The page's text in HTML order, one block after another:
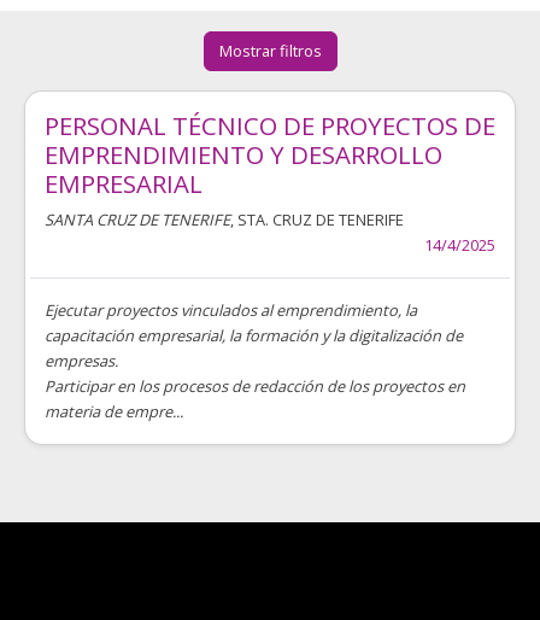
Mostrar filtros
PERSONAL TÉCNICO DE PROYECTOS DE
EMPRENDIMIENTO Y DESARROLLO
EMPRESARIAL
SANTA CRUZ DE TENERIFE, STA. CRUZ DE TENERIFE
14/4/2025
Ejecutar proyectos vinculados al emprendimiento, la
capacitación empresarial, la formación y la digitalización de
empresas.
Participar en los procesos de redacción de los proyectos en
materia de empre...